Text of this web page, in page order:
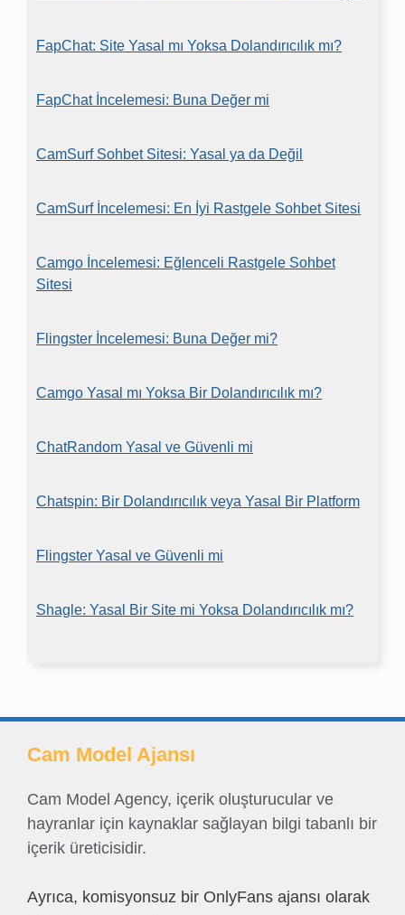
FapChat: Site Yasal mı Yoksa Dolandırıcılık mı?
FapChat İncelemesi: Buna Değer mi
CamSurf Sohbet Sitesi: Yasal ya da Değil
CamSurf İncelemesi: En İyi Rastgele Sohbet Sitesi
Camgo İncelemesi: Eğlenceli Rastgele Sohbet
Sitesi
Flingster İncelemesi: Buna Değer mi?
Camgo Yasal mı Yoksa Bir Dolandırıcılık mı?
ChatRandom Yasal ve Güvenli mi
Chatspin: Bir Dolandırıcılık veya Yasal Bir Platform
Flingster Yasal ve Güvenli mi
Shagle: Yasal Bir Site mi Yoksa Dolandırıcılık mı?
Cam Model Ajansı
Cam Model Agency, içerik oluşturucular ve
hayranlar için kaynaklar sağlayan bilgi tabanlı bir
içerik üreticisidir.
Ayrıca, komisyonsuz bir OnlyFans ajansı olarak